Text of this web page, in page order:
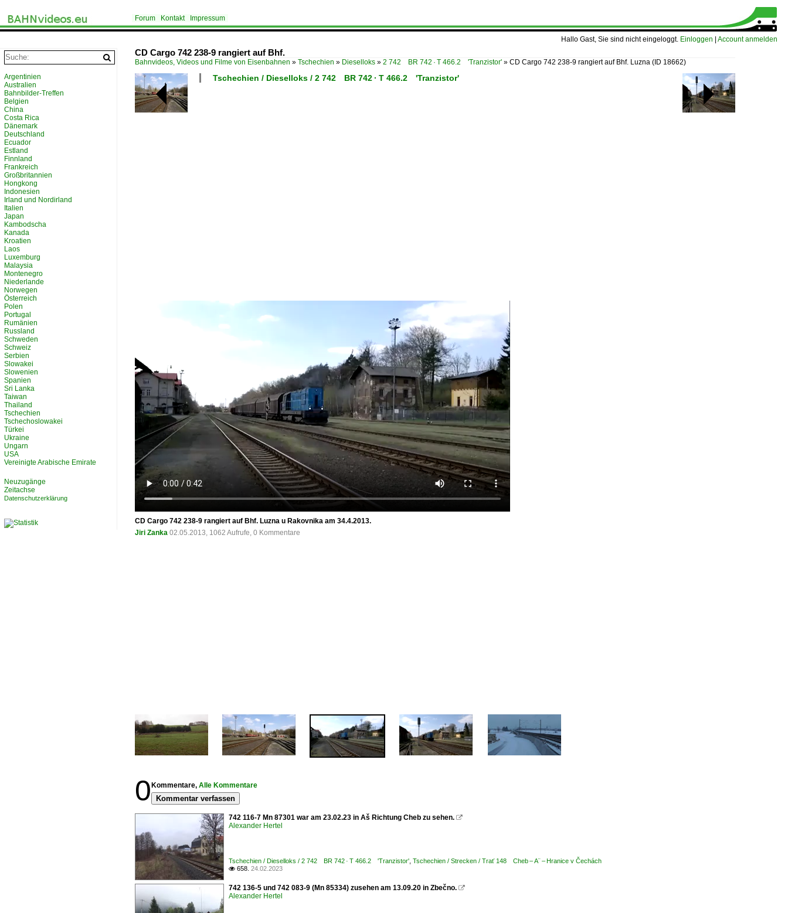
Hallo Gast, Sie sind nicht eingeloggt. Einloggen Account anmelden
Forum Kontakt Impressum
CD Cargo 742 238-9 rangiert auf Bhf.
Bahnvideos, Videos und Filme von Eisenbahnen » Tschechien » Dieselloks » 2 742 BR 742 · T 466.2 'Tranzistor' » CD Cargo 742 238-9 rangiert auf Bhf. Luzna (ID 18662)
Tschechien / Dieselloks / 2 742 BR 742 · T 466.2 'Tranzistor'
CD Cargo 742 238-9 rangiert auf Bhf. Luzna u Rakovnika am 34.4.2013.
Jiri Zanka 02.05.2013, 1062 Aufrufe, 0 Kommentare
0 Kommentare, Alle Kommentare
Kommentar verfassen
742 116-7 Mn 87301 war am 23.02.23 in Aš Richtung Cheb zu sehen. 
Alexander Hertel
Tschechien / Dieselloks / 2 742 BR 742 · T 466.2 'Tranzistor' Tschechien / Strecken / Trať 148 Cheb – A¨ – Hranice v Čechách
 658. 24.02.2023
742 136-5 und 742 083-9 (Mn 85334) zusehen am 13.09.20 in Zbečno. 
Alexander Hertel
Argentinien
Australien
Bahnbilder-Treffen
Belgien
China
Costa Rica
Dänemark
Deutschland
Ecuador
Estland
Finnland
Frankreich
Großbritannien
Hongkong
Indonesien
Irland und Nordirland
Italien
Japan
Kambodscha
Kanada
Kroatien
Laos
Luxemburg
Malaysia
Montenegro
Niederlande
Norwegen
Österreich
Polen
Portugal
Rumänien
Russland
Schweden
Schweiz
Serbien
Slowakei
Slowenien
Spanien
Sri Lanka
Taiwan
Thailand
Tschechien
Tschechoslowakei
Türkei
Ukraine
Ungarn
USA
Vereinigte Arabische Emirate
Neuzugänge
Zeitachse
Datenschutzerklärung